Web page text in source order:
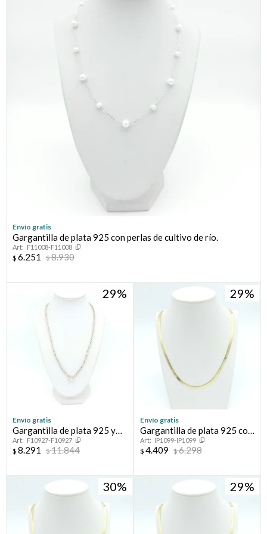
Envío gratis
Gargantilla de plata 925 con perlas de cultivo de río.
F11008-F11008
$ 6.251 $8.930
29
Envío gratis
Gargantilla de plata 925 y
double en oro 18 ktes,
ESPIGA.
F10927-F10927
$ 8.291 $11.844
29
Envío gratis
Gargantilla de plata 925 con
baño de oro amarillo.
IP1099-IP1099
$ 4.409 $6.298
30 29